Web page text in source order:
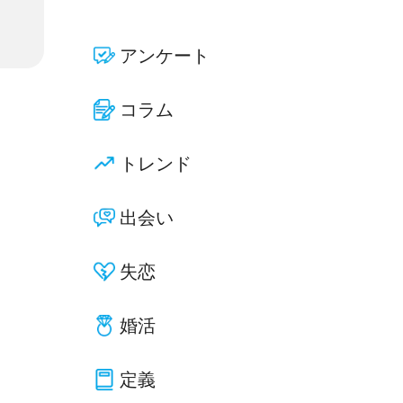
アンケート
コラム
トレンド
出会い
失恋
婚活
定義